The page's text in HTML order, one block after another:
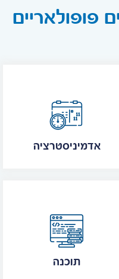
פופולאריים
אדמיניסטרציה
תוכנה